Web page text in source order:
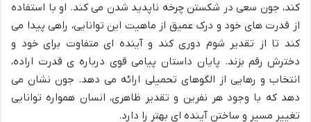
کند، جون سعی در شکستن چرخه ناپدید شدن می کند. او با استفاده
از قدرت های خود و درک عمیق از ماهیت این توانایی، راهی پیدا می
کند تا از تقدیر شوم دوری کند و آینده ای متفاوت برای خود و
دخترش رقم بزند. پایان داستان پیامی قوی درباره ی قدرت اراده،
انتخاب و رهایی از الگوهای تحمیلی ارائه می دهد. جون نشان می
دهد که با وجود هر نفرین و تقدیر ظاهری، انسان همواره توانایی
تغییر مسیر و ساختن آینده ای بهتر را دارد.